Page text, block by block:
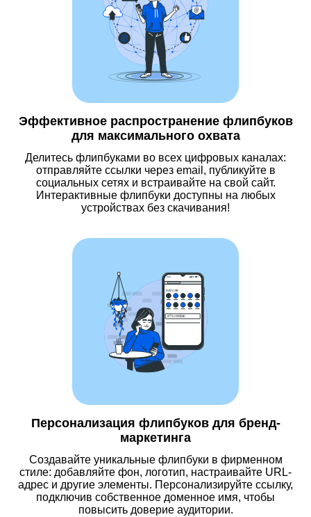
Эффективное распространение флипбуков
для максимального охвата
Делитесь флипбуками во всех цифровых каналах:
отправляйте ссылки через email, публикуйте в
социальных сетях и встраивайте на свой сайт.
Интерактивные флипбуки доступны на любых
устройствах без скачивания!
Персонализация флипбуков для бренд-
маркетинга
Создавайте уникальные флипбуки в фирменном
стиле: добавляйте фон, логотип, настраивайте URL-
адрес и другие элементы. Персонализируйте ссылку,
подключив собственное доменное имя, чтобы
повысить доверие аудитории.